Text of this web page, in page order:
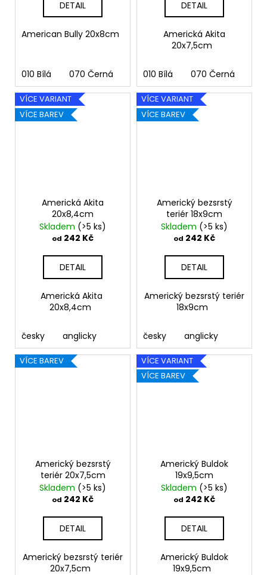
DETAIL
American Bully 20x8cm
010 Bílá 070 Černá 090 Stříbrná 091 Zlatá
DETAIL
Americká Akita
20x7,5cm
010 Bílá 070 Černá
VÍCE VARIANT
VÍCE BAREV
Americká Akita
20x8,4cm
Skladem (>5 ks)
od 242 Kč
DETAIL
Americká Akita
20x8,4cm
česky anglicky
VÍCE VARIANT
VÍCE BAREV
Americký bezsrstý
teriér 18x9cm
Skladem (>5 ks)
od 242 Kč
DETAIL
Americký bezsrstý teriér
18x9cm
česky anglicky
VÍCE BAREV
Americký bezsrstý
teriér 20x7,5cm
Skladem (>5 ks)
od 242 Kč
DETAIL
Americký bezsrstý teriér
20x7,5cm
VÍCE VARIANT
VÍCE BAREV
Americký Buldok
19x9,5cm
Skladem (>5 ks)
od 242 Kč
DETAIL
Americký Buldok
19x9,5cm